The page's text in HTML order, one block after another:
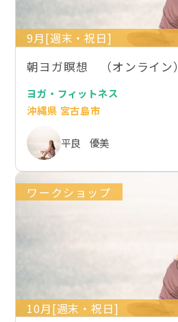
9月[週末・祝日]
朝ヨガ瞑想 （オンライン）
ヨガ・フィットネス
沖縄県 宮古島市
平良 優美
ワークショップ
10月[週末・祝日]